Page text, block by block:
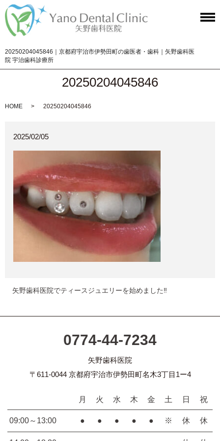
20250204045846｜京都府宇治市伊勢田町の歯医者・歯科｜矢野歯科医
院 宇治歯科診療所
20250204045846
HOME 20250204045846
2025/02/05
矢野歯科医院でティースジュエリーを始めました‼
0774-44-7234
矢野歯科医院
〒611-0044 京都府宇治市伊勢田町名木3丁目1ー4
月 火 水 木 金 土 日 祝
09:00～13:00 ● ● ● ● ● ※ 休 休